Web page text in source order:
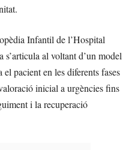
Infantil de l’Hospital
al voltant d’un model
pacient en les diferents fases
inicial a urgències fins
i la recuperació